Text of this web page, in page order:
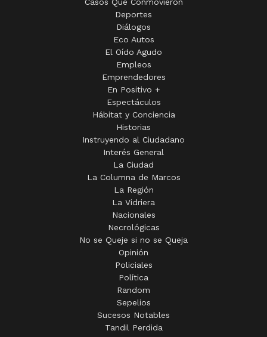
Casos Que Conmovieron
Deportes
Diálogos
Eco Autos
El Oído Agudo
Empleos
Emprendedores
En Positivo +
Espectáculos
Hábitat y Conciencia
Historias
Instruyendo al Ciudadano
Interés General
La Ciudad
La Columna de Marcos
La Región
La Vidriera
Nacionales
Necrológicas
No se Queje si no se Queja
Opinión
Policiales
Política
Random
Sepelios
Sucesos Notables
Tandil Perdida